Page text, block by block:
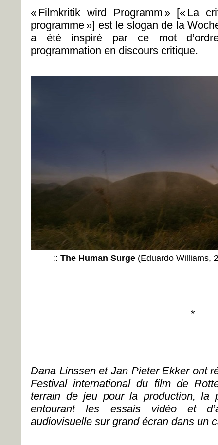
« Filmkritik wird Programm » [« La
programme »] est le slogan de la
a été inspiré par ce mot
programmation en discours critique.
:: The Human Surge (Eduardo Williams,
*
Dana Linssen et Jan Pieter Ekker ont
Festival international du film de
terrain de jeu pour la production, la
entourant les essais vidéo et
audiovisuelle sur grand écran dans un